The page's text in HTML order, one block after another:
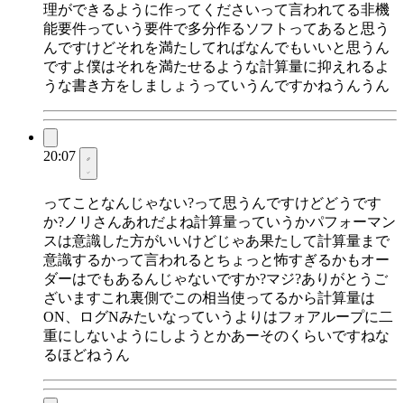
理ができるように作ってくださいって言われてる非機
能要件っていう要件で多分作るソフトってあると思う
んですけどそれを満たしてればなんでもいいと思うん
ですよ僕はそれを満たせるような計算量に抑えれるよ
うな書き方をしましょうっていうんですかねうんうん
20:07
ってことなんじゃない?って思うんですけどどうです
か?ノリさんあれだよね計算量っていうかパフォーマン
スは意識した方がいいけどじゃあ果たして計算量まで
意識するかって言われるとちょっと怖すぎるかもオー
ダーはでもあるんじゃないですか?マジ?ありがとうご
ざいますこれ裏側でこの相当使ってるから計算量は
ON、ログNみたいなっていうよりはフォアループに二
重にしないようにしようとかあーそのくらいですねな
るほどねうん